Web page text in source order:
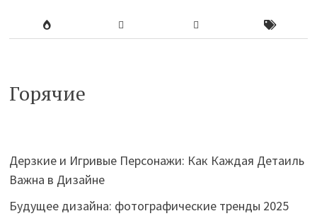
Горячие
Дерзкие и Игривые Персонажи: Как Каждая Детаиль
Важна в Дизайне
Будущее дизайна: фотографические тренды 2025